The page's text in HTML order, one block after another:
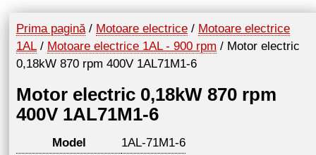
Prima pagină/ Motoare electrice / Motoare electrice
1AL / Motoare electrice 1AL - 900 rpm / Motor electric
0,18kW 870 rpm 400V 1AL71M1-6
Motor electric 0,18kW 870 rpm
400V 1AL71M1-6
Model
1AL-71M1-6